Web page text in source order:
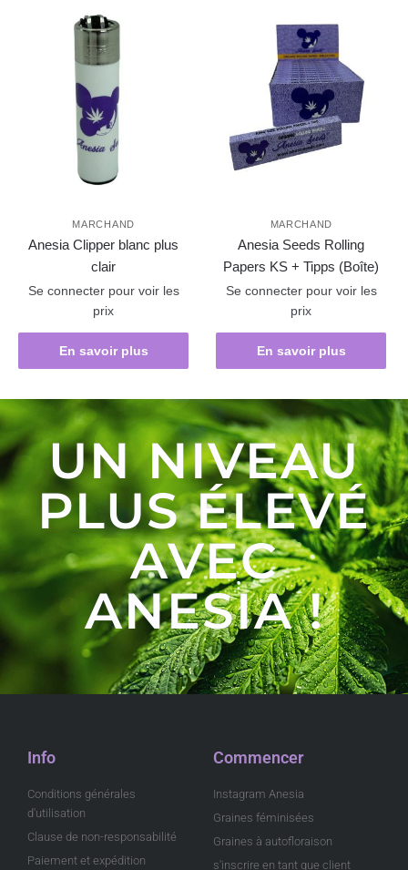
MARCHAND
Anesia Clipper blanc plus
clair
Se connecter pour voir les
prix
En savoir plus
MARCHAND
Anesia Seeds Rolling
Papers KS + Tipps (Boîte)
Se connecter pour voir les
prix
En savoir plus
UN NIVEAU
PLUS ÉLEVÉ
AVEC
ANESIA !
Info
Conditions générales
d'utilisation
Clause de non-responsabilité
Paiement et expédition
Commencer
Instagram Anesia
Graines féminisées
Graines à autofloraison
s'inscrire en tant que client